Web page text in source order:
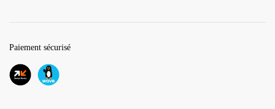
Paiement sécurisé